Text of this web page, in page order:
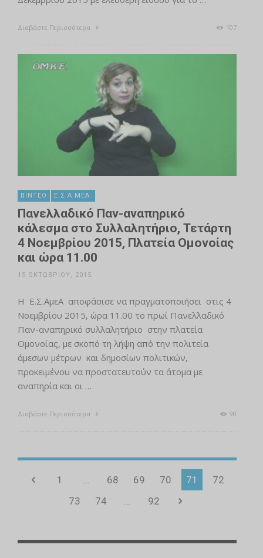
Διαβάστε Περισσότερα 107
ΒΊΝΤΕΟ Ε.Σ.Α.ΜΕΑ.
Πανελλαδικό Παν-αναπηρικό
κάλεσμα στο Συλλαλητήριο, Τετάρτη
4 Νοεμβρίου 2015, Πλατεία Ομονοίας
και ώρα 11.00
15 ΟΚΤΩΒΡΊΟΥ, 2015
H Ε.Σ.ΑμεΑ αποφάσισε να πραγματοποιήσει στις 4
Νοεμβρίου 2015, ώρα 11.00 το πρωί Πανελλαδικό
Παν-αναπηρικό συλλαλητήριο στην πλατεία
Ομονοίας, με σκοπό τη λήψη από την πολιτεία
άμεσων μέτρων και δημοσίων πολιτικών,
προκειμένου να προστατευτούν τα άτομα με
αναπηρία και οι …
Διαβάστε Περισσότερα 90
1 68 69 70 71
72
73
74 92